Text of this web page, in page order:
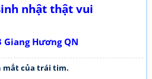
nhật thật vui
Giang Hương QN
mắt của trái tim.